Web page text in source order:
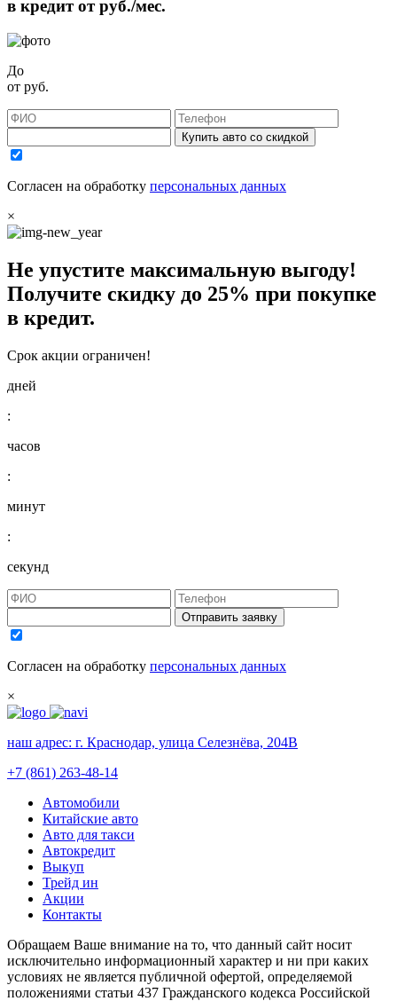
в кредит отруб./мес.
До
от руб.
Купить авто со скидкой
Согласен на обработку персональных данных
×
Не упустите максимальную выгоду!
Получите скидку до 25% при покупке
в кредит.
Срок акции ограничен!
дней
:
часов
:
минут
:
секунд
Отправить заявку
Согласен на обработку персональных данных
×
наш адрес: г. Краснодар, улица Селезнёва, 204В
+7 (861) 263-48-14
Автомобили
Китайские авто
Авто для такси
Автокредит
Выкуп
Трейд ин
Акции
Контакты
Обращаем Ваше внимание на то, что данный сайт носит
исключительно информационный характер и ни при каких
условиях не является публичной офертой, определяемой
положениями статьи 437 Гражданского кодекса Российской